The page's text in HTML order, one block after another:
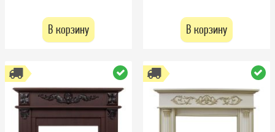
В корзину В корзину